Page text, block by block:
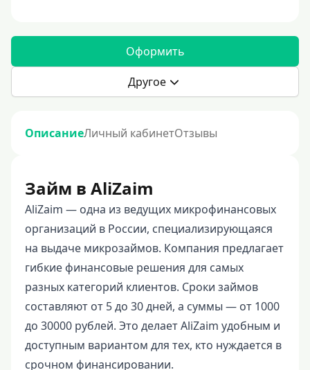
Оформить
Другое
ОписаниеЛичный кабинетОтзывы
Займ в AliZaim
AliZaim — одна из ведущих микрофинансовых
организаций в России, специализирующаяся
на выдаче микрозаймов. Компания предлагает
гибкие финансовые решения для самых
разных категорий клиентов. Сроки займов
составляют от 5 до 30 дней, а суммы — от 1000
до 30000 рублей. Это делает AliZaim удобным и
доступным вариантом для тех, кто нуждается в
срочном финансировании.